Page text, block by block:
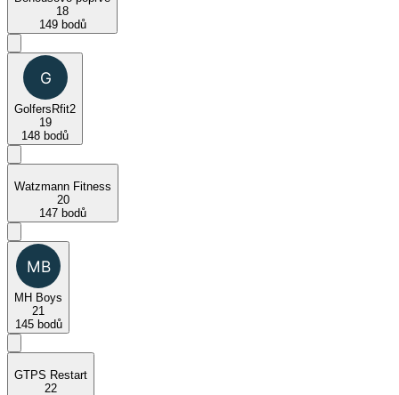
18
149 bodů
GolfersRfit2
19
148 bodů
Watzmann Fitness
20
147 bodů
MH Boys
21
145 bodů
GTPS Restart
22